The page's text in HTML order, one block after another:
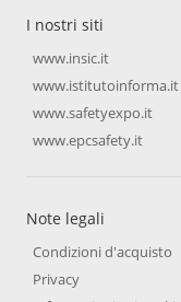
I nostri siti
www.insic.it
www.istitutoinforma.it
www.safetyexpo.it
www.epcsafety.it
Note legali
Condizioni d'acquisto
Privacy